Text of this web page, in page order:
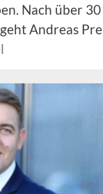
Nach über
Andreas